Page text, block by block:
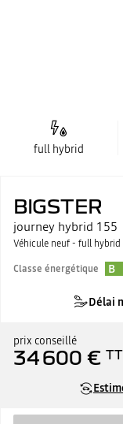
full hybrid
BIGSTER
journey hybrid 155
Véhicule neuf - full
Classe énergétique
B
Délai
prix conseillé
34 600 €